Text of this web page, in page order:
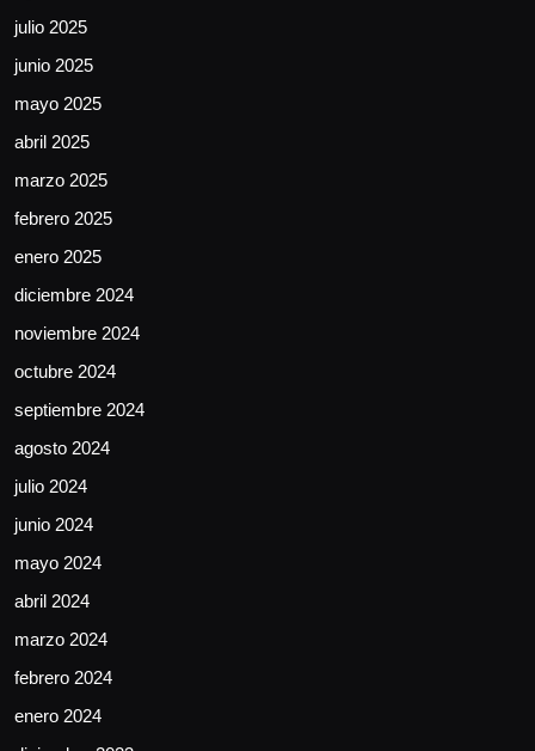
julio 2025
junio 2025
mayo 2025
abril 2025
marzo 2025
febrero 2025
enero 2025
diciembre 2024
noviembre 2024
octubre 2024
septiembre 2024
agosto 2024
julio 2024
junio 2024
mayo 2024
abril 2024
marzo 2024
febrero 2024
enero 2024